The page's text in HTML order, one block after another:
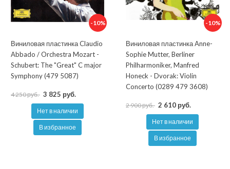
-10%
Виниловая пластинка Claudio
Abbado / Orchestra Mozart -
Schubert: The "Great" C major
Symphony (479 5087)
4 250 руб. 3 825 руб.
Нет в наличии
В избранное
-10%
Виниловая пластинка Anne-
Sophie Mutter, Berliner
Philharmoniker, Manfred
Honeck - Dvorak: Violin
Concerto (0289 479 3608)
2 900 руб. 2 610 руб.
Нет в наличии
В избранное